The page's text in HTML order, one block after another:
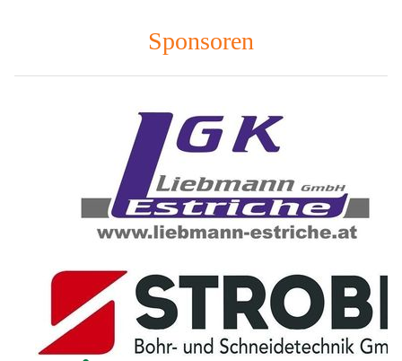
Sponsoren